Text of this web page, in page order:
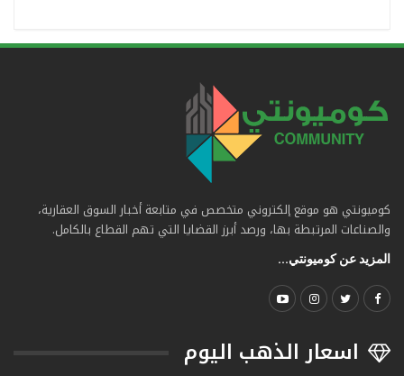
كوميونتي هو موقع إلكتروني متخصص في متابعة أخبار السوق العقارية،
والصناعات المرتبطة بها، ورصد أبرز القضايا التي تهم القطاع بالكامل.
المزيد عن كوميونتي...
اسعار الذهب اليوم